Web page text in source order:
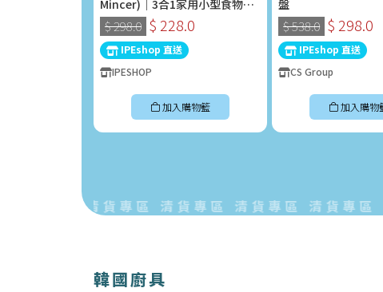
Mincer)｜3合1家用小型食物處
理器 (400W)
$ 298.0 $ 228.0
IPEshop 直送
IPESHOP
加入購物籃
盤
$ 538.0 $ 298.0
IPEshop 直送
CS Group
加入購物
專區 清貨專區 清貨專區 清貨專區 清貨專區
韓國廚具